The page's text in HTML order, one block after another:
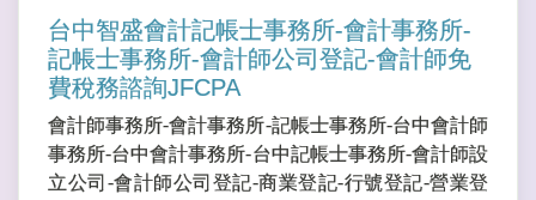
台中智盛會計記帳士事務所-會計事務所-
記帳士事務所-會計師公司登記-會計師免
費稅務諮詢JFCPA
會計師事務所-會計事務所-記帳士事務所-台中會計師
事務所-台中會計事務所-台中記帳士事務所-會計師設
立公司-會計師公司登記-商業登記-行號登記-營業登